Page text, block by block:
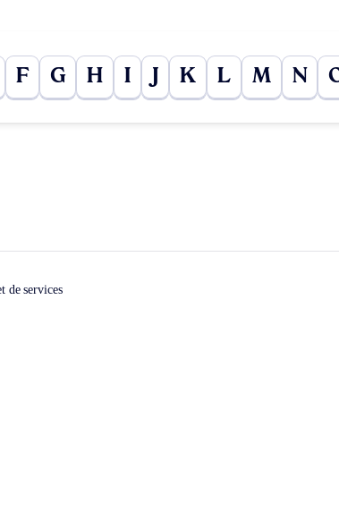
F G H I J K L M N
de services